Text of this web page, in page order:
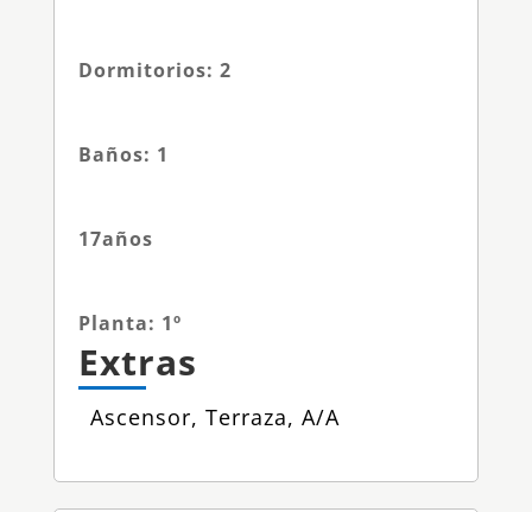
Dormitorios: 2
Baños: 1
17años
Planta: 1º
Extras
Ascensor, Terraza, A/A